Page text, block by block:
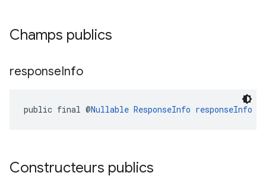
Champs publics
responseInfo
public final @Nullable ResponseInfo responseInfo
Constructeurs publics